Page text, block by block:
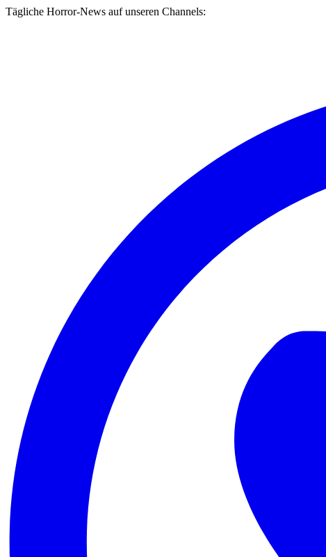
Tägliche Horror-News auf unseren Channels: